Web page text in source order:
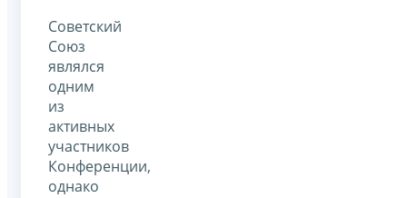
Советский
Союз
являлся
одним
из
активных
участников
Конференции,
однако